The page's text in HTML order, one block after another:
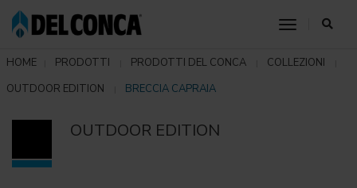
toggle
HOME PRODOTTI PRODOTTI DEL CONCA
COLLEZIONI
OUTDOOR EDITION
BRECCIA CAPRAIA
OUTDOOR EDITION